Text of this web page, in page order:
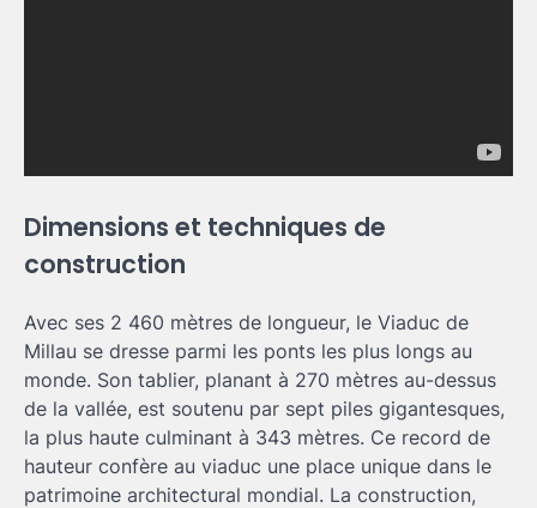
Dimensions et techniques de
construction
Avec ses 2 460 mètres de longueur, le Viaduc de
Millau se dresse parmi les ponts les plus longs au
monde. Son tablier, planant à 270 mètres au-dessus
de la vallée, est soutenu par sept piles gigantesques,
la plus haute culminant à 343 mètres. Ce record de
hauteur confère au viaduc une place unique dans le
patrimoine architectural mondial. La construction,